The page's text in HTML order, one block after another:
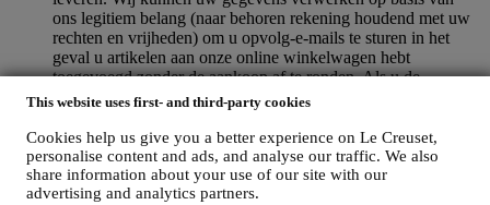
This website uses first- and third-party cookies
Cookies help us give you a better experience on Le Creuset,
personalise content and ads, and analyse our traffic. We also
share information about your use of our site with our
advertising and analytics partners.
ons legitiem belang (naar behoren rekening houdend met uw
rechten en vrijheden) om u opvolg-e-mails te sturen in het
geval u artikelen aan onze online winkelwagen hebt
toegevoegd zonder de aankoop af te ronden. Als u de
aankoop niet binnen een bepaalde periode afrondt, worden er
geen verdere opvolgingsberichten verzonden.
OM U TE INFORMEREN OVER NIEUWS OF
AANBIEDINGEN VAN LE CREUSET-PRODUCTEN
Als u ermee hebt ingestemd dat wij dit doen (bijvoorbeeld
door u aan te melden voor onze nieuwsbrief wanneer u een